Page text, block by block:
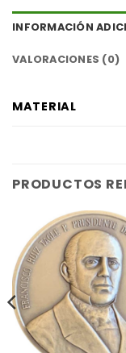
INFORMACIÓN
VALORACIONES (0)
MATERIAL
PRODUCTOS